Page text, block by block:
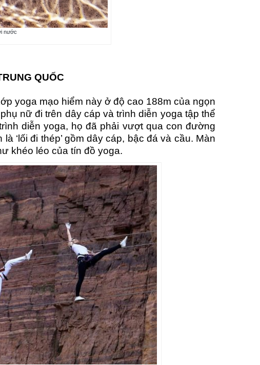
nước
QUỐC
yoga mạo hiểm này ở độ cao 188m của ngọn
nữ đi trên dây cáp và trình diễn yoga tập thể
diễn yoga, họ đã phải vượt qua con đường
‘lối đi thép’ gồm dây cáp, bậc đá và cầu. Màn
khéo léo của tín đồ yoga.